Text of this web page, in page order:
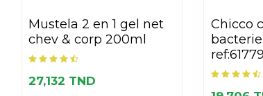
mustela 2 en 1 gel net
chev & corp 200ml
27,132 TND
chicco coussinets anti
ref:61779